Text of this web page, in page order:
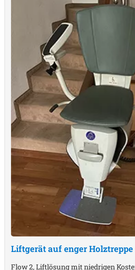
Liftgerät auf enger Holztreppe
Flow 2, Liftlösung mit niedrigen